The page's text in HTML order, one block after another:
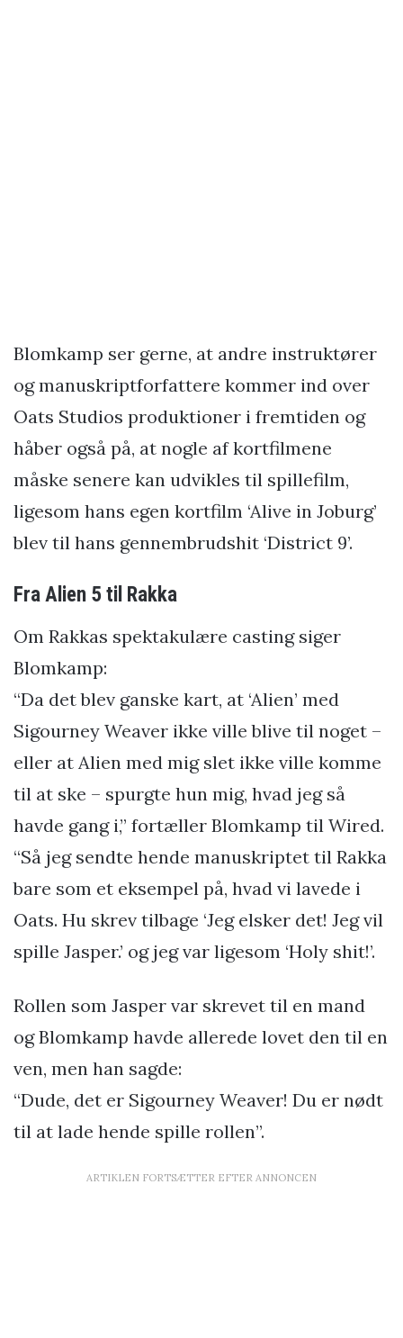
Blomkamp ser gerne, at andre instruktører
og manuskriptforfattere kommer ind over
Oats Studios produktioner i fremtiden og
håber også på, at nogle af kortfilmene
måske senere kan udvikles til spillefilm,
ligesom hans egen kortfilm ‘Alive in Joburg’
blev til hans gennembrudshit ‘District 9’.
Fra Alien 5 til Rakka
Om Rakkas spektakulære casting siger
Blomkamp:
“Da det blev ganske kart, at ‘Alien’ med
Sigourney Weaver ikke ville blive til noget –
eller at Alien med mig slet ikke ville komme
til at ske – spurgte hun mig, hvad jeg så
havde gang i,” fortæller Blomkamp til Wired.
“Så jeg sendte hende manuskriptet til Rakka
bare som et eksempel på, hvad vi lavede i
Oats. Hu skrev tilbage ‘Jeg elsker det! Jeg vil
spille Jasper.’ og jeg var ligesom ‘Holy shit!’.
Rollen som Jasper var skrevet til en mand
og Blomkamp havde allerede lovet den til en
ven, men han sagde:
“Dude, det er Sigourney Weaver! Du er nødt
til at lade hende spille rollen”.
ARTIKLEN FORTSÆTTER EFTER ANNONCEN